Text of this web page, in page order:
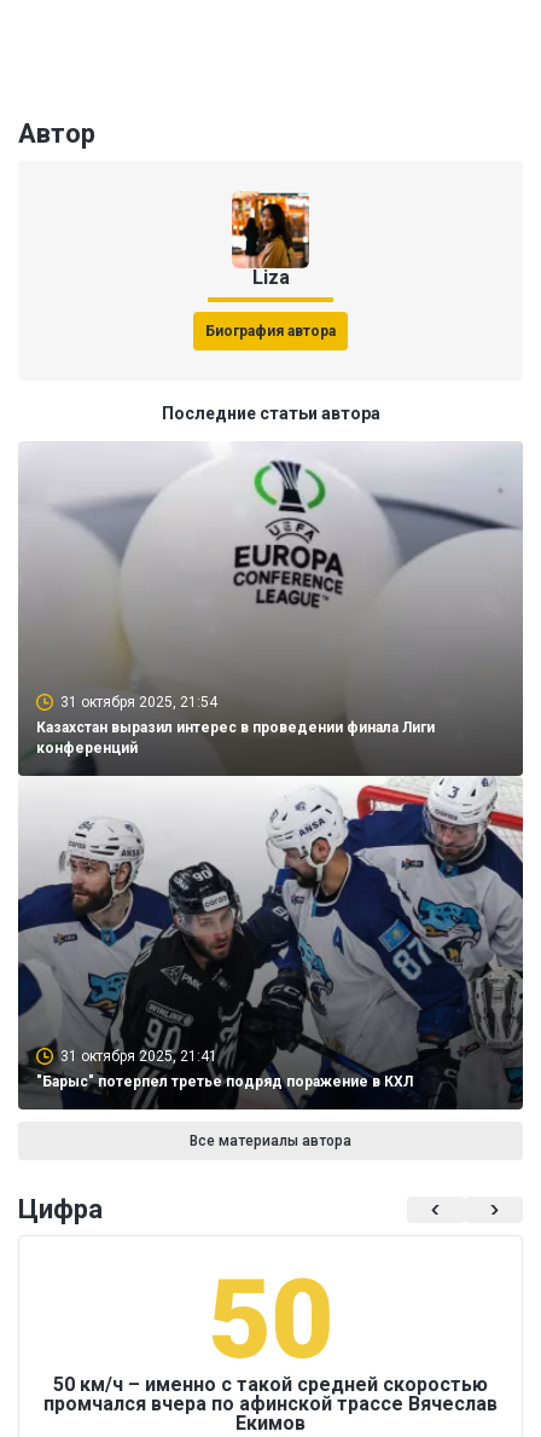
Автор
Liza
Биография автора
Последние статьи автора
31 октября 2025, 21:54
Казахстан выразил интерес в проведении финала Лиги
конференций
31 октября 2025, 21:41
"Барыс" потерпел третье подряд поражение в КХЛ
Все материалы автора
Цифра
50
50 км/ч – именно с такой средней скоростью
промчался вчера по афинской трассе Вячеслав
Екимов